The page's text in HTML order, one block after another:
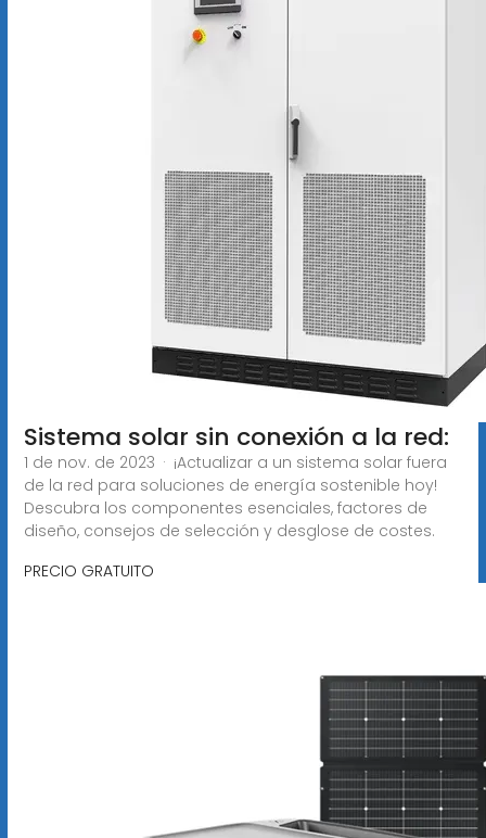
Sistema solar sin conexión a la red:
1 de nov. de 2023 · ¡Actualizar a un sistema solar fuera
de la red para soluciones de energía sostenible hoy!
Descubra los componentes esenciales, factores de
diseño, consejos de selección y desglose de costes.
PRECIO GRATUITO